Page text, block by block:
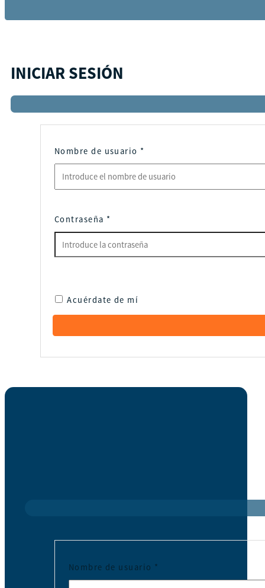
INICIAR SESIÓN
Nombre de usuario *
Contraseña *
Acuérdate de mí
Nombre de usuario *